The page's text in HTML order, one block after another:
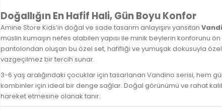
Doğallığın En Hafif Hali, Gün Boyu Konfor
Amine Store Kids’in doğal ve sade tasarım anlayışını yansıtan
müslin kumaşın nefes alabilen yapısı ile minik beylerin konforunu
pantolondan oluşan bu özel set, hafifliği ve yumuşak dokusuyla
vazgeçilmez bir tercih sunar.
3-6 yaş aralığındaki çocuklar için tasarlanan Vandino serisi, hem
kombinler için ideal bir denge sağlar. Doğal görünümü ve rahat
hareket etmesine olanak tanır.